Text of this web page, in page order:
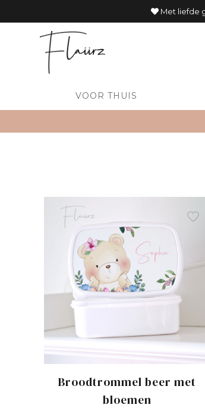
Met liefde
VOOR THUIS
Broodtrommel beer met
bloemen